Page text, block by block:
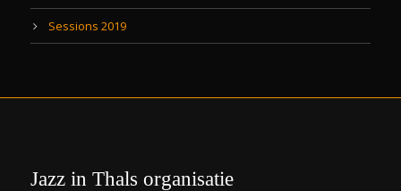
Sessions 2019
Jazz in Thals organisatie